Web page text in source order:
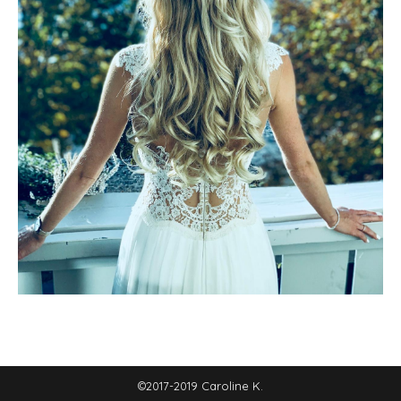
©2017-2019 Caroline K.